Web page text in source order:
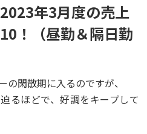
年3月度の売上
！（昼勤＆隔日勤
閑散期に入るのですが、
るほどで、好調をキープして